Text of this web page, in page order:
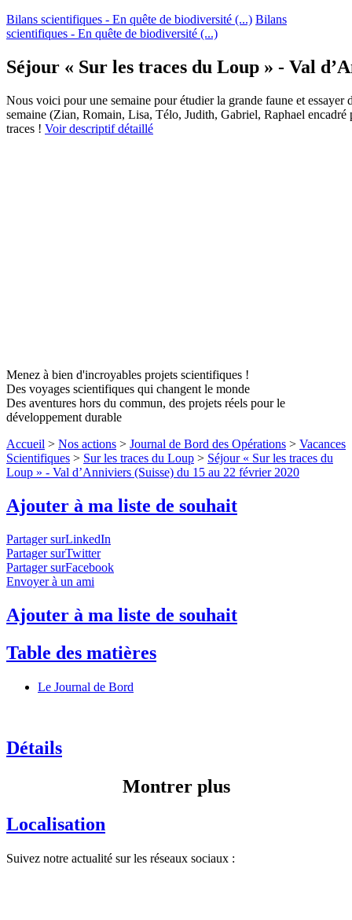
Bilans scientifiques - En quête de biodiversité (...) Bilans
scientifiques - En quête de biodiversité (...)
Séjour « Sur les traces du Loup » - Val
Nous voici pour une semaine pour étudier la grande faune et
semaine (Zian, Romain, Lisa, Télo, Judith, Gabriel, Raphael
traces ! Voir descriptif détaillé
Menez à bien d'incroyables projets scientifiques !
Des voyages scientifiques qui changent le monde
Des aventures hors du commun, des projets réels pour le
développement durable
Accueil > Nos actions > Journal de Bord des Opérations > Vacances
Scientifiques > Sur les traces du Loup > Séjour « Sur les traces du
Loup » - Val d’Anniviers (Suisse) du 15 au 22 février 2020
Ajouter à ma liste de souhait
Partager surLinkedIn
Partager surTwitter
Partager surFacebook
Envoyer à un ami
Ajouter à ma liste de souhait
Table des matières
Le Journal de Bord
Détails
Montrer plus
Localisation
Suivez notre actualité sur les réseaux sociaux :